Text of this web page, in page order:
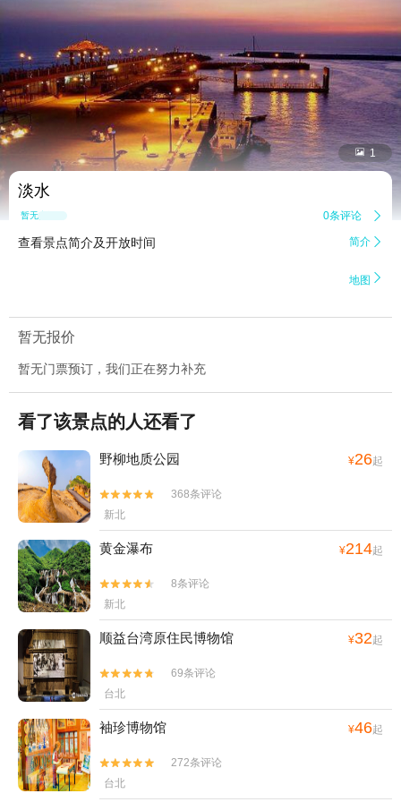
 1
淡水
暂无点评 0条评论 
查看景点简介及开放时间 简介 
地图 
暂无报价
暂无门票预订，我们正在努力补充
看了该景点的人还看了
野柳地质公园 ¥26起


368条评论
新北
黄金瀑布 ¥214起


8条评论
新北
顺益台湾原住民博物馆 ¥32起


69条评论
台北
袖珍博物馆 ¥46起


272条评论
台北
